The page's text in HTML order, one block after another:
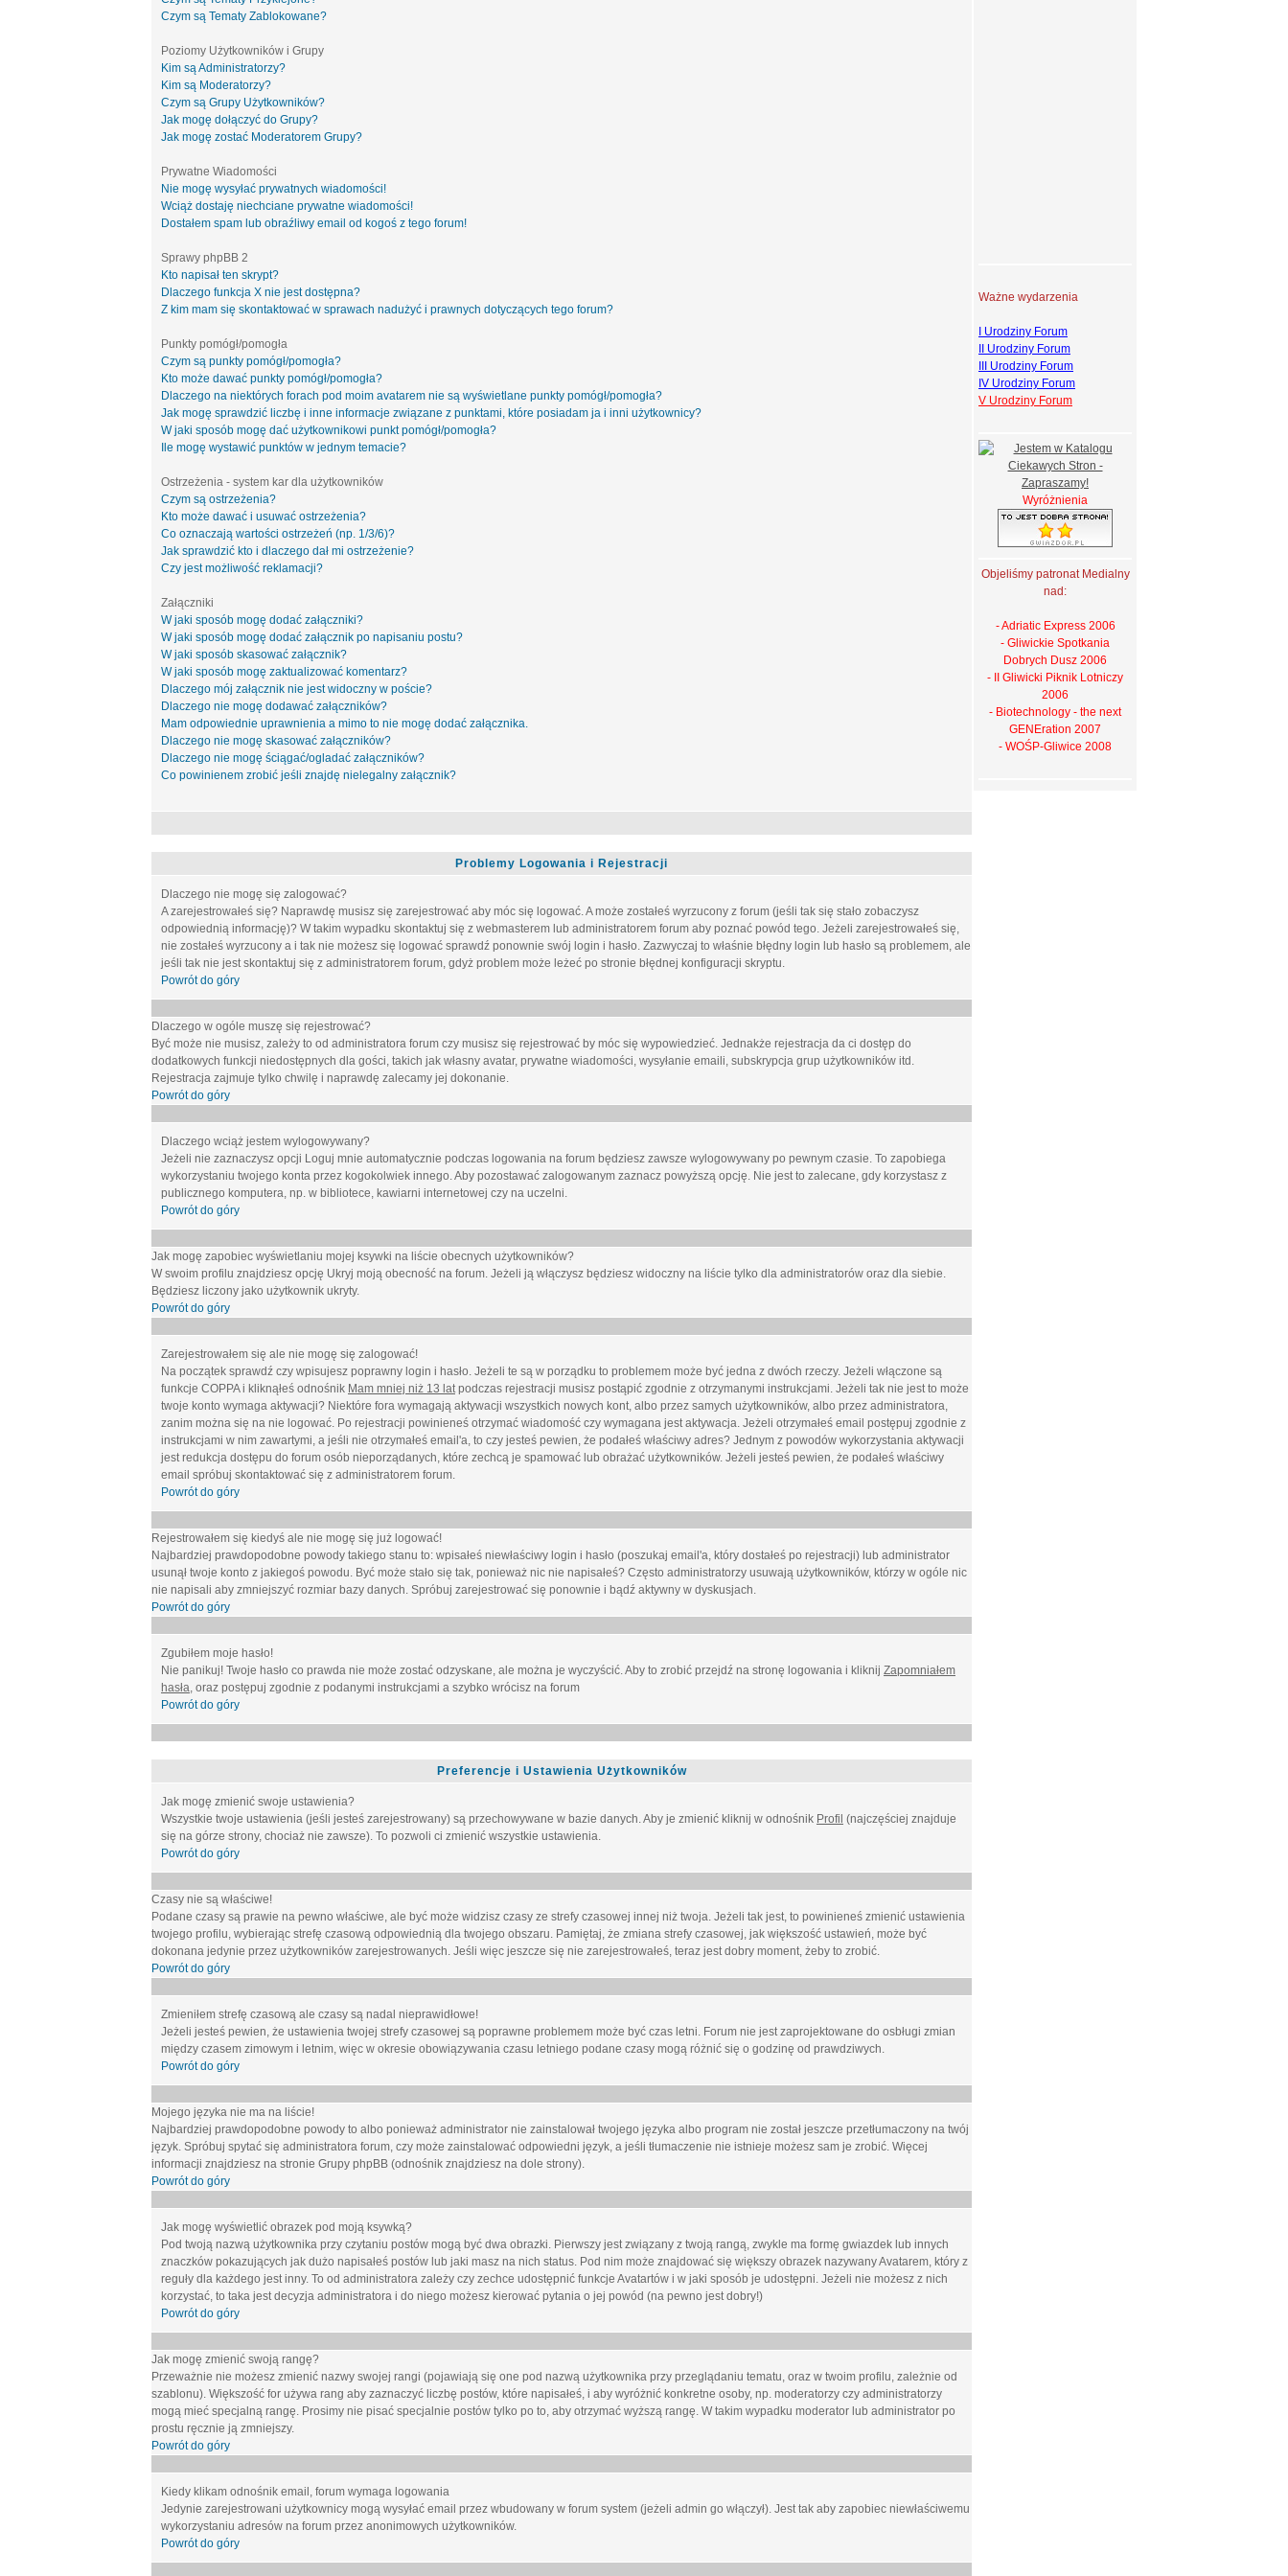
Czym są Tematy Zablokowane?
Poziomy Użytkowników i Grupy
Kim są Administratorzy?
Kim są Moderatorzy?
Czym są Grupy Użytkowników?
Jak mogę dołączyć do Grupy?
Jak mogę zostać Moderatorem Grupy?
Prywatne Wiadomości
Nie mogę wysyłać prywatnych wiadomości!
Wciąż dostaję niechciane prywatne wiadomości!
Dostałem spam lub obraźliwy email od kogoś z tego forum!
Sprawy phpBB 2
Kto napisał ten skrypt?
Dlaczego funkcja X nie jest dostępna?
Z kim mam się skontaktować w sprawach nadużyć i prawnych dotyczących tego forum?
Punkty pomógł/pomogła
Czym są punkty pomógł/pomogła?
Kto może dawać punkty pomógł/pomogła?
Dlaczego na niektórych forach pod moim avatarem nie są wyświetlane punkty pomógł/pomogła?
Jak mogę sprawdzić liczbę i inne informacje związane z punktami, które posiadam ja i inni użytkownicy?
W jaki sposób mogę dać użytkownikowi punkt pomógł/pomogła?
Ile mogę wystawić punktów w jednym temacie?
Ostrzeżenia - system kar dla użytkowników
Czym są ostrzeżenia?
Kto może dawać i usuwać ostrzeżenia?
Co oznaczają wartości ostrzeżeń (np. 1/3/6)?
Jak sprawdzić kto i dlaczego dał mi ostrzeżenie?
Czy jest możliwość reklamacji?
Załączniki
W jaki sposób mogę dodać załączniki?
W jaki sposób mogę dodać załącznik po napisaniu postu?
W jaki sposób skasować załącznik?
W jaki sposób mogę zaktualizować komentarz?
Dlaczego mój załącznik nie jest widoczny w poście?
Dlaczego nie mogę dodawać załączników?
Mam odpowiednie uprawnienia a mimo to nie mogę dodać załącznika.
Dlaczego nie mogę skasować załączników?
Dlaczego nie mogę ściągać/ogladać załączników?
Co powinienem zrobić jeśli znajdę nielegalny załącznik?
Problemy Logowania i Rejestracji
Dlaczego nie mogę się zalogować?
A zarejestrowałeś się? Naprawdę musisz się zarejestrować aby móc się logować. A może zostałeś wyrzucony z forum (jeśli tak się stało zobaczysz
odpowiednią informację)? W takim wypadku skontaktuj się z webmasterem lub administratorem forum aby poznać powód tego. Jeżeli zarejestrowałeś się,
nie zostałeś wyrzucony a i tak nie możesz się logować sprawdź ponownie swój login i hasło. Zazwyczaj to właśnie błędny login lub hasło są problemem, ale
jeśli tak nie jest skontaktuj się z administratorem forum, gdyż problem może leżeć po stronie błędnej konfiguracji skryptu.
Powrót do góry
Dlaczego w ogóle muszę się rejestrować?
Być może nie musisz, zależy to od administratora forum czy musisz się rejestrować by móc się wypowiedzieć. Jednakże rejestracja da ci dostęp do
dodatkowych funkcji niedostępnych dla gości, takich jak własny avatar, prywatne wiadomości, wysyłanie emaili, subskrypcja grup użytkowników itd.
Rejestracja zajmuje tylko chwilę i naprawdę zalecamy jej dokonanie.
Powrót do góry
Dlaczego wciąż jestem wylogowywany?
Jeżeli nie zaznaczysz opcji Loguj mnie automatycznie podczas logowania na forum będziesz zawsze wylogowywany po pewnym czasie. To zapobiega
wykorzystaniu twojego konta przez kogokolwiek innego. Aby pozostawać zalogowanym zaznacz powyższą opcję. Nie jest to zalecane, gdy korzystasz z
publicznego komputera, np. w bibliotece, kawiarni internetowej czy na uczelni.
Powrót do góry
Jak mogę zapobiec wyświetlaniu mojej ksywki na liście obecnych użytkowników?
W swoim profilu znajdziesz opcję Ukryj moją obecność na forum. Jeżeli ją włączysz będziesz widoczny na liście tylko dla administratorów oraz dla siebie.
Będziesz liczony jako użytkownik ukryty.
Powrót do góry
Zarejestrowałem się ale nie mogę się zalogować!
Na początek sprawdź czy wpisujesz poprawny login i hasło. Jeżeli te są w porządku to problemem może być jedna z dwóch rzeczy. Jeżeli włączone są
funkcje COPPA i kliknąłeś odnośnik Mam mniej niż 13 latpodczas rejestracji musisz postąpić zgodnie z otrzymanymi instrukcjami. Jeżeli tak nie jest to może
twoje konto wymaga aktywacji? Niektóre fora wymagają aktywacji wszystkich nowych kont, albo przez samych użytkowników, albo przez administratora,
zanim można się na nie logować. Po rejestracji powinieneś otrzymać wiadomość czy wymagana jest aktywacja. Jeżeli otrzymałeś email postępuj zgodnie z
instrukcjami w nim zawartymi, a jeśli nie otrzymałeś email'a, to czy jesteś pewien, że podałeś właściwy adres? Jednym z powodów wykorzystania aktywacji
jest redukcja dostępu do forum osób nieporządanych, które zechcą je spamować lub obrażać użytkowników. Jeżeli jesteś pewien, że podałeś właściwy
email spróbuj skontaktować się z administratorem forum.
Powrót do góry
Rejestrowałem się kiedyś ale nie mogę się już logować!
Najbardziej prawdopodobne powody takiego stanu to: wpisałeś niewłaściwy login i hasło (poszukaj email'a, który dostałeś po rejestracji) lub administrator
usunął twoje konto z jakiegoś powodu. Być może stało się tak, ponieważ nic nie napisałeś? Często administratorzy usuwają użytkowników, którzy w ogóle nic
nie napisali aby zmniejszyć rozmiar bazy danych. Spróbuj zarejestrować się ponownie i bądź aktywny w dyskusjach.
Powrót do góry
Zgubiłem moje hasło!
Nie panikuj! Twoje hasło co prawda nie może zostać odzyskane, ale można je wyczyścić. Aby to zrobić przejdź na stronę logowania i kliknij Zapomniałem
hasła, oraz postępuj zgodnie z podanymi instrukcjami a szybko wrócisz na forum
Powrót do góry
Preferencje i Ustawienia Użytkowników
Jak mogę zmienić swoje ustawienia?
Wszystkie twoje ustawienia (jeśli jesteś zarejestrowany) są przechowywane w bazie danych. Aby je zmienić kliknij w odnośnik Profil (najczęściej znajduje
się na górze strony, chociaż nie zawsze). To pozwoli ci zmienić wszystkie ustawienia.
Powrót do góry
Czasy nie są właściwe!
Podane czasy są prawie na pewno właściwe, ale być może widzisz czasy ze strefy czasowej innej niż twoja. Jeżeli tak jest, to powinieneś zmienić ustawienia
twojego profilu, wybierając strefę czasową odpowiednią dla twojego obszaru. Pamiętaj, że zmiana strefy czasowej, jak większość ustawień, może być
dokonana jedynie przez użytkowników zarejestrowanych. Jeśli więc jeszcze się nie zarejestrowałeś, teraz jest dobry moment, żeby to zrobić.
Powrót do góry
Zmieniłem strefę czasową ale czasy są nadal nieprawidłowe!
Jeżeli jesteś pewien, że ustawienia twojej strefy czasowej są poprawne problemem może być czas letni. Forum nie jest zaprojektowane do osbługi zmian
między czasem zimowym i letnim, więc w okresie obowiązywania czasu letniego podane czasy mogą różnić się o godzinę od prawdziwych.
Powrót do góry
Mojego języka nie ma na liście!
Najbardziej prawdopodobne powody to albo ponieważ administrator nie zainstalował twojego języka albo program nie został jeszcze przetłumaczony na twój
język. Spróbuj spytać się administratora forum, czy może zainstalować odpowiedni język, a jeśli tłumaczenie nie istnieje możesz sam je zrobić. Więcej
informacji znajdziesz na stronie Grupy phpBB (odnośnik znajdziesz na dole strony).
Powrót do góry
Jak mogę wyświetlić obrazek pod moją ksywką?
Pod twoją nazwą użytkownika przy czytaniu postów mogą być dwa obrazki. Pierwszy jest związany z twoją rangą, zwykle ma formę gwiazdek lub innych
znaczków pokazujących jak dużo napisałeś postów lub jaki masz na nich status. Pod nim może znajdować się większy obrazek nazywany Avatarem, który z
reguły dla każdego jest inny. To od administratora zależy czy zechce udostępnić funkcje Avatartów i w jaki sposób je udostępni. Jeżeli nie możesz z nich
korzystać, to taka jest decyzja administratora i do niego możesz kierować pytania o jej powód (na pewno jest dobry!)
Powrót do góry
Jak mogę zmienić swoją rangę?
Przeważnie nie możesz zmienić nazwy swojej rangi (pojawiają się one pod nazwą użytkownika przy przeglądaniu tematu, oraz w twoim profilu, zależnie od
szablonu). Większość for używa rang aby zaznaczyć liczbę postów, które napisałeś, i aby wyróżnić konkretne osoby, np. moderatorzy czy administratorzy
mogą mieć specjalną rangę. Prosimy nie pisać specjalnie postów tylko po to, aby otrzymać wyższą rangę. W takim wypadku moderator lub administrator po
prostu ręcznie ją zmniejszy.
Powrót do góry
Kiedy klikam odnośnik email, forum wymaga logowania
Jedynie zarejestrowani użytkownicy mogą wysyłać email przez wbudowany w forum system (jeżeli admin go włączył). Jest tak aby zapobiec niewłaściwemu
wykorzystaniu adresów na forum przez anonimowych użytkowników.
Powrót do góry
Ważne wydarzenia
I Urodziny Forum
II Urodziny Forum
III Urodziny Forum
IV Urodziny Forum
V Urodziny Forum
Wyróżnienia
Objeliśmy patronat Medialny
nad:
- Adriatic Express 2006
- Gliwickie Spotkania
Dobrych Dusz 2006
- II Gliwicki Piknik Lotniczy
2006
- Biotechnology - the next
GENEration 2007
- WOŚP-Gliwice 2008